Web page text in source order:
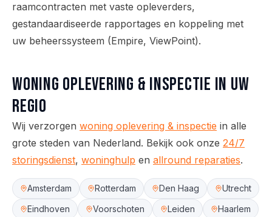
raamcontracten met vaste opleverders,
gestandaardiseerde rapportages en koppeling met
uw beheerssysteem (Empire, ViewPoint).
Woning oplevering & inspectie in uw
regio
Wij verzorgen woning oplevering & inspectie in alle
grote steden van Nederland. Bekijk ook onze 24/7
storingsdienst, woninghulp en allround reparaties.
Amsterdam Rotterdam Den Haag
Utrecht
Eindhoven
Voorschoten Leiden
Haarlem